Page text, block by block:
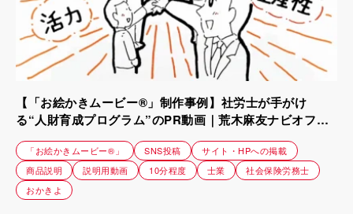
【「お絵かきムービー®」制作事例】社労士が手がけ
る“人財育成プログラム”のPR動画｜荒木麻友ナビオフィ
ス株式会社様
「お絵かきムービー®」 SNS投稿
サイト・HPへの掲載
商品説明
説明用動画 10分程度 士業
社会保険労務士
おかきよ